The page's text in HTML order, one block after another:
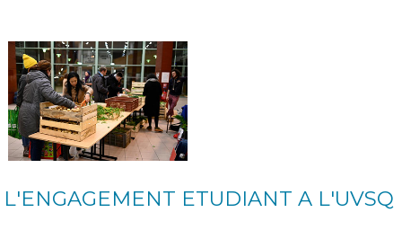
L'ENGAGEMENT ETUDIANT A L'UVSQ